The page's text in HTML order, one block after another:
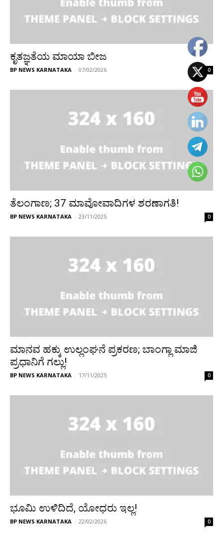
ಕೃತಜ್ಞತೆಯ ಮಾಯಾ ಬೀಜ
BP NEWS KARNATAKA - 07/02/2026 0
ತೆಲಂಗಾಣ; 37 ಮಾವೋವಾದಿಗಳ ಶರಣಾಗತಿ!
BP NEWS KARNATAKA - 23/11/2025 0
ಮಾನವ ಹಕ್ಕು ಉಲ್ಲಂಘನೆ ಪ್ರಕರಣ; ಬಾಂಗ್ಲಾ ಮಾಜಿ
ಪ್ರಧಾನಿಗೆ ಗಲ್ಲು!
BP NEWS KARNATAKA - 17/11/2025 0
ಭೂಮಿ ಉಳಿದಿದೆ, ಯೋಧರು ಇಲ್ಲ!
BP NEWS KARNATAKA - 22/02/2026 0